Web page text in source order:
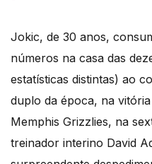
Jokic, de 30 anos,
números na casa das
estatísticas distintas) ao
duplo da época, na
Memphis Grizzlies, na
treinador interino David